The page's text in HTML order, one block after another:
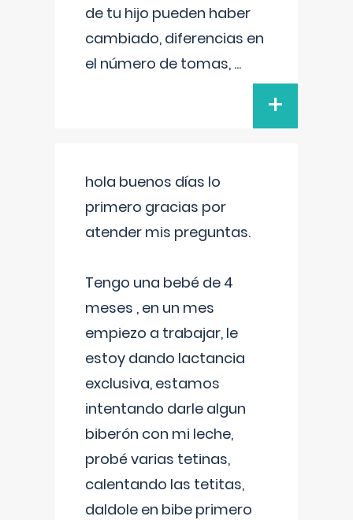
de tu hijo pueden haber
cambiado, diferencias en
el número de tomas, ...
+
hola buenos días lo
primero gracias por
atender mis preguntas.
Tengo una bebé de 4
meses , en un mes
empiezo a trabajar, le
estoy dando lactancia
exclusiva, estamos
intentando darle algun
biberón con mi leche,
probé varias tetinas,
calentando las tetitas,
daldole en bibe primero